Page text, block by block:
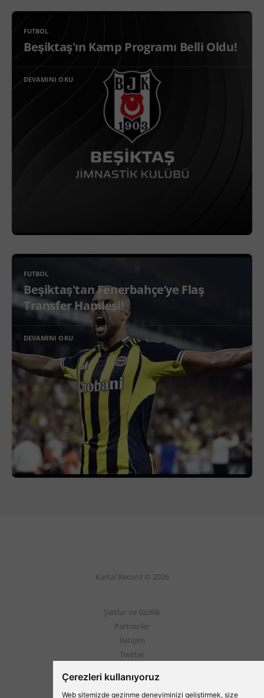
Çerezleri kullanıyoruz
Web sitemizde gezinme deneyiminizi geliştirmek, size
FUTBOL
Beşiktaş'ın Kamp Programı Belli Oldu!
DEVAMINI OKU
FUTBOL
Beşiktaş'tan Fenerbahçe’ye Flaş
Transfer Hamlesi!
DEVAMINI OKU
Kartal Record © 2026
Şartlar ve Gizlilik
Partnerler
İletişim
Twitter